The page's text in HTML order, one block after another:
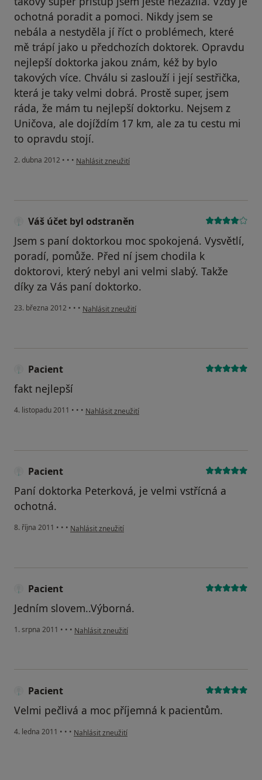
ochotná poradit a pomoci. Nikdy jsem se
nebála a nestyděla jí říct o problémech, které
mě trápí jako u předchozích doktorek. Opravdu
nejlepší doktorka jakou znám, kéž by bylo
takových více. Chválu si zaslouží i její sestřička,
která je taky velmi dobrá. Prostě super, jsem
ráda, že mám tu nejlepší doktorku. Nejsem z
Uničova, ale dojíždím 17 km, ale za tu cestu mi
to opravdu stojí.
2. dubna 2012 • • • podle názoru uživatele Jola
Nahlásit zneužití
Váš účet byl odstraněn
Jsem s paní doktorkou moc spokojená. Vysvětlí,
poradí, pomůže. Před ní jsem chodila k
doktorovi, který nebyl ani velmi slabý. Takže
díky za Vás paní doktorko.
23. března 2012 • • • podle názoru uživatele Váš účet byl odstraněn
Nahlásit zneužití
Pacient
fakt nejlepší
4. listopadu 2011 • • • podle názoru uživatele Pacient
Nahlásit zneužití
Pacient
Paní doktorka Peterková, je velmi vstřícná a
ochotná.
8. října 2011 • • • podle názoru uživatele Pacient
Nahlásit zneužití
Pacient
Jedním slovem..Výborná.
1. srpna 2011 • • • podle názoru uživatele Pacient
Nahlásit zneužití
Pacient
Velmi pečlivá a moc příjemná k pacientům.
4. ledna 2011 • • • podle názoru uživatele Pacient
Nahlásit zneužití